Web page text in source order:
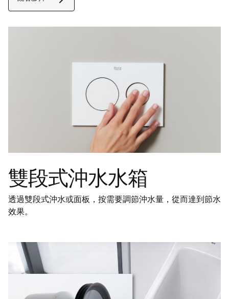
雙段式沖水水箱
透過雙段式沖水或面板，按需要調節沖水量，從而達到節水
效果。